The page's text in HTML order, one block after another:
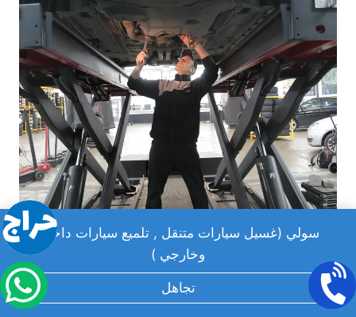
سولي (غسيل سيارات متنقل , تلميع سيارات داخلي
وخارجي )
تجاهل
Source: images.pexels.com
عند تلميع السيارة، يجب أن نكون حذرين في ملاحظة أي